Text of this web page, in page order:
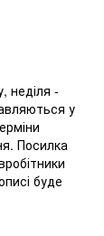
неділя -
у
Посилка
буде